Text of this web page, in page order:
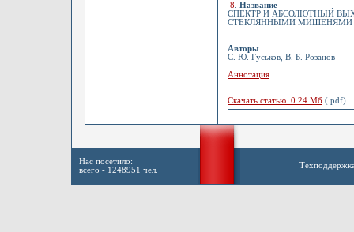
8
Название
СПЕКТР И АБСОЛЮТНЫЙ
СТЕКЛЯННЫМИ МИШЕНЯМИ
Авторы
С. Ю. Гуськов, В. Б. Розанов
Аннотация
Скачать статью 0.24 Мб (.pdf)
Нас посетило:
всего - 1248951 чел.